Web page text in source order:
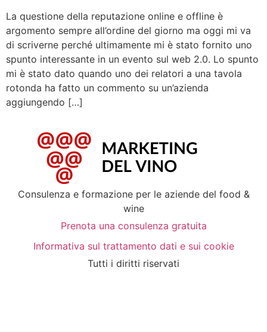
La questione della reputazione online e offline è
argomento sempre all’ordine del giorno ma oggi mi va
di scriverne perché ultimamente mi è stato fornito uno
spunto interessante in un evento sul web 2.0. Lo spunto
mi è stato dato quando uno dei relatori a una tavola
rotonda ha fatto un commento su un’azienda
aggiungendo […]
Consulenza e formazione per le aziende del food &
wine
Prenota una consulenza gratuita
Informativa sul trattamento dati e sui cookie
Tutti i diritti riservati